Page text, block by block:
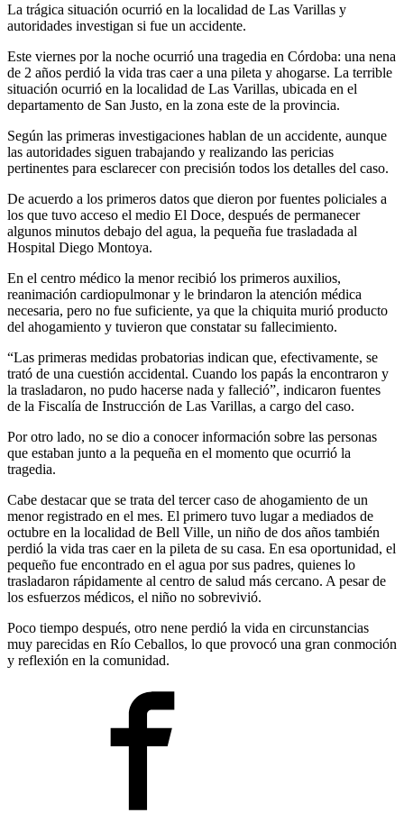
La trágica situación ocurrió en la localidad de Las Varillas y
autoridades investigan si fue un accidente.
Este viernes por la noche ocurrió una tragedia en Córdoba: una nena
de 2 años perdió la vida tras caer a una pileta y ahogarse. La terrible
situación ocurrió en la localidad de Las Varillas, ubicada en el
departamento de San Justo, en la zona este de la provincia.
Según las primeras investigaciones hablan de un accidente, aunque
las autoridades siguen trabajando y realizando las pericias
pertinentes para esclarecer con precisión todos los detalles del caso.
De acuerdo a los primeros datos que dieron por fuentes policiales a
los que tuvo acceso el medio El Doce, después de permanecer
algunos minutos debajo del agua, la pequeña fue trasladada al
Hospital Diego Montoya.
En el centro médico la menor recibió los primeros auxilios,
reanimación cardiopulmonar y le brindaron la atención médica
necesaria, pero no fue suficiente, ya que la chiquita murió producto
del ahogamiento y tuvieron que constatar su fallecimiento.
“Las primeras medidas probatorias indican que, efectivamente, se
trató de una cuestión accidental. Cuando los papás la encontraron y
la trasladaron, no pudo hacerse nada y falleció”, indicaron fuentes
de la Fiscalía de Instrucción de Las Varillas, a cargo del caso.
Por otro lado, no se dio a conocer información sobre las personas
que estaban junto a la pequeña en el momento que ocurrió la
tragedia.
Cabe destacar que se trata del tercer caso de ahogamiento de un
menor registrado en el mes. El primero tuvo lugar a mediados de
octubre en la localidad de Bell Ville, un niño de dos años también
perdió la vida tras caer en la pileta de su casa. En esa oportunidad, el
pequeño fue encontrado en el agua por sus padres, quienes lo
trasladaron rápidamente al centro de salud más cercano. A pesar de
los esfuerzos médicos, el niño no sobrevivió.
Poco tiempo después, otro nene perdió la vida en circunstancias
muy parecidas en Río Ceballos, lo que provocó una gran conmoción
y reflexión en la comunidad.